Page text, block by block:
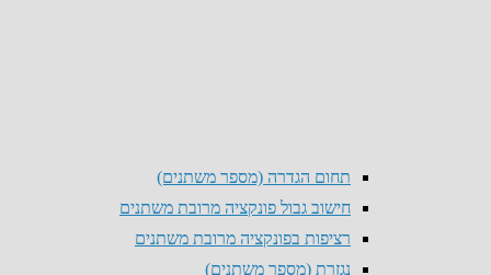
תחום הגדרה (מספר משתנים)
חישוב גבול פונקציה מרובת משתנים
רציפות בפונקציה מרובת משתנים
נגזרת (מספר משתנים)